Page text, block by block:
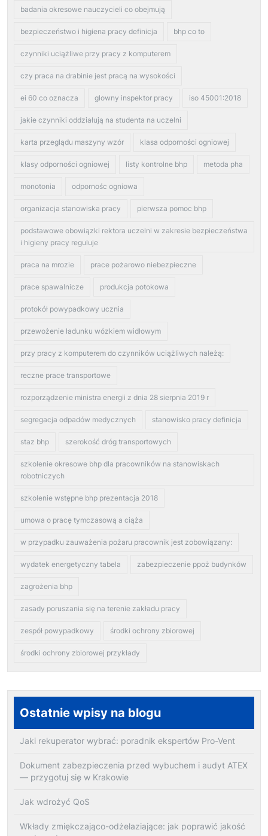
badania okresowe nauczycieli co obejmują
bezpieczeństwo i higiena pracy definicja bhp co to
czynniki uciążliwe przy pracy z komputerem
czy praca na drabinie jest pracą na wysokości
ei 60 co oznacza glowny inspektor pracy iso 45001:2018
jakie czynniki oddziałują na studenta na uczelni
karta przeglądu maszyny wzór klasa odporności ogniowej
klasy odporności ogniowej listy kontrolne bhp metoda pha
monotonia odpornośc ogniowa
organizacja stanowiska pracy pierwsza pomoc bhp
podstawowe obowiązki rektora uczelni w zakresie bezpieczeństwa
i higieny pracy reguluje
praca na mrozie prace pożarowo niebezpieczne
prace spawalnicze produkcja potokowa
protokół powypadkowy ucznia
przewożenie ładunku wózkiem widłowym
przy pracy z komputerem do czynników uciążliwych należą:
reczne prace transportowe
rozporządzenie ministra energii z dnia 28 sierpnia 2019 r
segregacja odpadów medycznych stanowisko pracy definicja
staz bhp szerokość dróg transportowych
szkolenie okresowe bhp dla pracowników na stanowiskach
robotniczych
szkolenie wstępne bhp prezentacja 2018
umowa o pracę tymczasową a ciąża
w przypadku zauważenia pożaru pracownik jest zobowiązany:
wydatek energetyczny tabela zabezpieczenie ppoż budynków
zagrożenia bhp
zasady poruszania się na terenie zakładu pracy
zespół powypadkowy środki ochrony zbiorowej
środki ochrony zbiorowej przykłady
Ostatnie wpisy na blogu
Jaki rekuperator wybrać: poradnik ekspertów Pro-Vent
Dokument zabezpieczenia przed wybuchem i audyt ATEX
— przygotuj się w Krakowie
Jak wdrożyć QoS
Wkłady zmiękczająco-odżelaziające: jak poprawić jakość